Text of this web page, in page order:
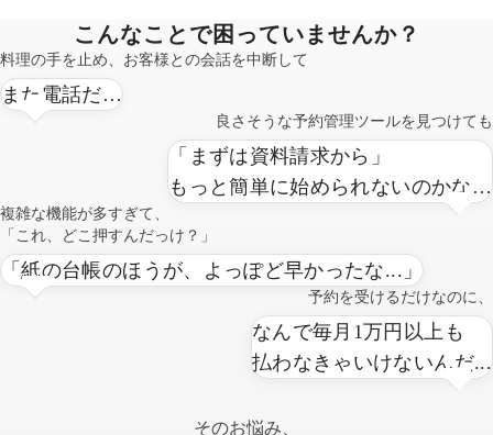
こんなことで困っていませんか？
料理の手を止め、お客様との会話を中断して
また電話だ…
良さそうな予約管理ツールを見つけても
「まずは資料請求から」
もっと簡単に始められないのかな…
複雑な機能が多すぎて、
「これ、どこ押すんだっけ？」
「紙の台帳のほうが、よっぽど早かったな...」
予約を受けるだけなのに、
なんで毎月1万円以上も
払わなきゃいけないんだ...
そのお悩み、